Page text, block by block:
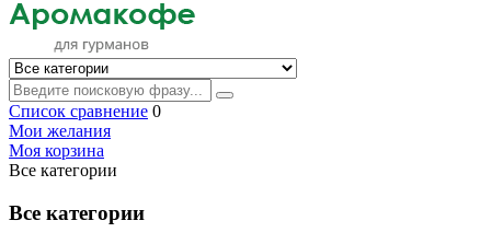
Список сравнение 0
Мои желания
Моя корзина
Все категории
Все категории